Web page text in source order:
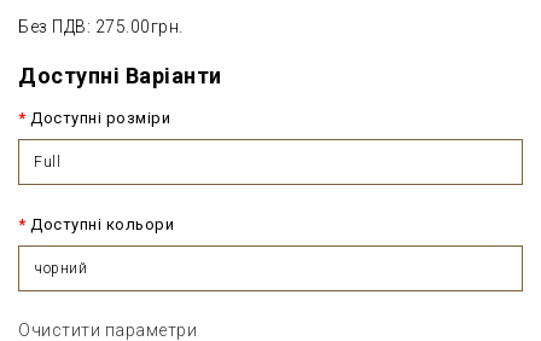
Без ПДВ: 275.00грн.
Доступні Варіанти
Доступні розміри
Full
Доступні кольори
чорний
Очистити параметри